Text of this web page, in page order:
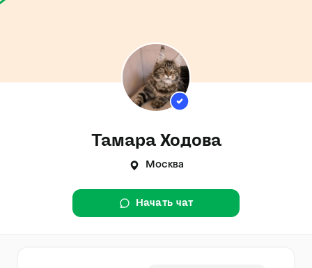
Тамара Ходова
Москва
Начать чат